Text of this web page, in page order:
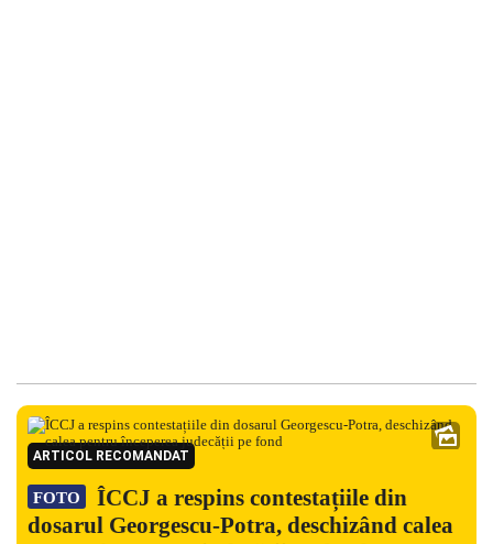
ARTICOL RECOMANDAT
FOTO
ÎCCJ a respins contestațiile din
dosarul Georgescu-Potra, deschizând calea